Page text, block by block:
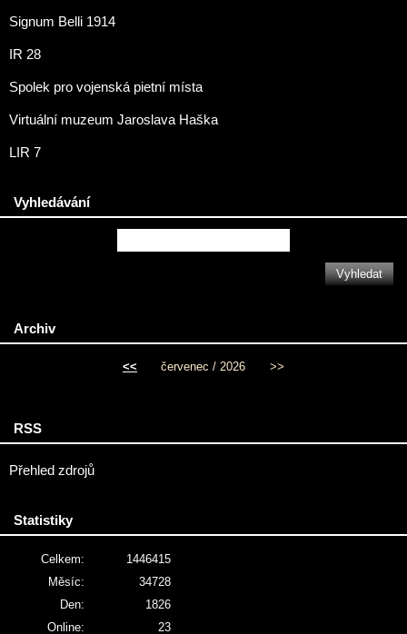
Signum Belli 1914
IR 28
Spolek pro vojenská pietní místa
Virtuální muzeum Jaroslava Haška
LIR 7
Vyhledávání
Archiv
<< červenec / 2026 >>
RSS
Přehled zdrojů
Statistiky
Online: 23
Celkem:
1446415
Měsíc:
34728
Den:
1826